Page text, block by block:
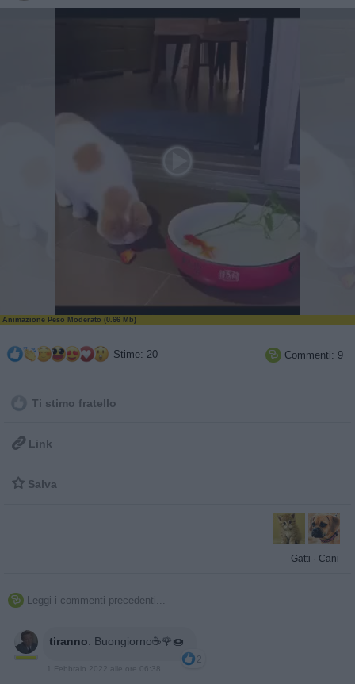
Animazione Peso Moderato (0.66 Mb)
Stime: 20  Commenti: 9
Ti stimo fratello
 Link
 Salva
Gatti · Cani
 Leggi i commenti precedenti...
tiranno: Buongiorno☕🌹🍩
2
1 Febbraio 2022 alle ore 06:38